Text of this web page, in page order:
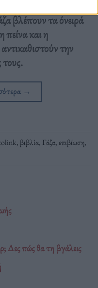
βλέπουν τα όνειρά
πείνα και η
την
τους.
→
, βιβλία, Γάζα, επιβίωση,
Δες πώς θα τη βγάλεις